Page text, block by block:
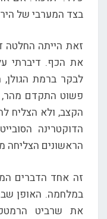
בצד המערבי של
זאת הייתה החלטה
את הכף. דיברתי
לבקר ברמת הגולן,
פשוט התקדם מהר,
הקצב, ולא הצליח
הדוקטרינה
הראשונים הצליחה
זה אחד הדברים
במלחמה. האופן
את שרביט